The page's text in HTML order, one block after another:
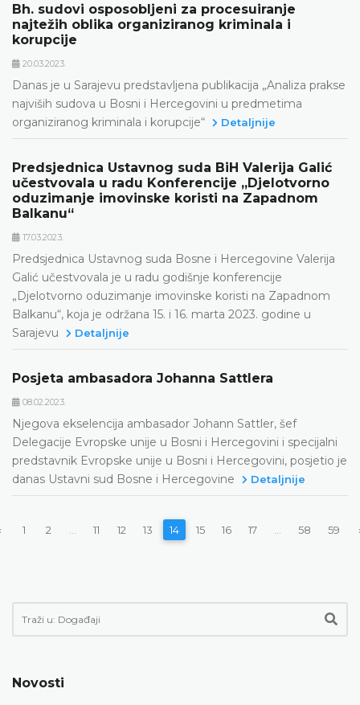
Bh. sudovi osposobljeni za procesuiranje
najtežih oblika organiziranog kriminala i
korupcije
20.03.2023.
Danas je u Sarajevu predstavljena publikacija „Analiza prakse
najviših sudova u Bosni i Hercegovini u predmetima
organiziranog kriminala i korupcije“
Detaljnije
Predsjednica Ustavnog suda BiH Valerija Galić
učestvovala u radu Konferencije „Djelotvorno
oduzimanje imovinske koristi na Zapadnom
Balkanu“
17.03.2023.
Predsjednica Ustavnog suda Bosne i Hercegovine Valerija
Galić učestvovala je u radu godišnje konferencije
„Djelotvorno oduzimanje imovinske koristi na Zapadnom
Balkanu“, koja je održana 15. i 16. marta 2023. godine u
Sarajevu
Detaljnije
Posjeta ambasadora Johanna Sattlera
08.02.2023.
Njegova ekselencija ambasador Johann Sattler, šef
Delegacije Evropske unije u Bosni i Hercegovini i specijalni
predstavnik Evropske unije u Bosni i Hercegovini, posjetio je
danas Ustavni sud Bosne i Hercegovine
Detaljnije
1 2 11 12 13 14 15 16 17 58 59
Novosti